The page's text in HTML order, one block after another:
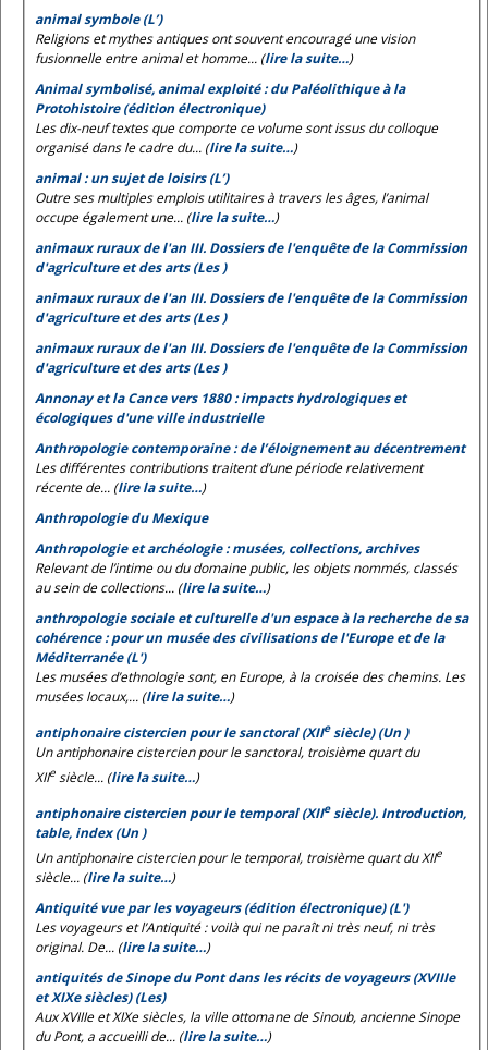
animal symbole (L’)
Religions et mythes antiques ont souvent encouragé une vision
fusionnelle entre animal et homme... (lire la suite…)
Animal symbolisé, animal exploité : du Paléolithique à la
Protohistoire (édition électronique)
Les dix-neuf textes que comporte ce volume sont issus du colloque
organisé dans le cadre du... (lire la suite…)
animal : un sujet de loisirs (L’)
Outre ses multiples emplois utilitaires à travers les âges, l’animal
occupe également une... (lire la suite…)
animaux ruraux de l'an III. Dossiers de l'enquête de la Commission
d'agriculture et des arts (Les )
animaux ruraux de l'an III. Dossiers de l'enquête de la Commission
d'agriculture et des arts (Les )
animaux ruraux de l'an III. Dossiers de l'enquête de la Commission
d'agriculture et des arts (Les )
Annonay et la Cance vers 1880 : impacts hydrologiques et
écologiques d'une ville industrielle
Anthropologie contemporaine : de l’éloignement au décentrement
Les différentes contributions traitent d’une période relativement
récente de... (lire la suite…)
Anthropologie du Mexique
Anthropologie et archéologie : musées, collections, archives
Relevant de l’intime ou du domaine public, les objets nommés, classés
au sein de collections... (lire la suite…)
anthropologie sociale et culturelle d'un espace à la recherche de sa
cohérence : pour un musée des civilisations de l'Europe et de la
Méditerranée (L')
Les musées d’ethnologie sont, en Europe, à la croisée des chemins. Les
musées locaux,... (lire la suite…)
antiphonaire cistercien pour le sanctoral (XIIesiècle) (Un )
Un antiphonaire cistercien pour le sanctoral, troisième quart du
XIIe siècle... (lire la suite…)
antiphonaire cistercien pour le temporal (XIIesiècle). Introduction,
table, index (Un )
Un antiphonaire cistercien pour le temporal, troisième quart du XIIe
siècle... (lire la suite…)
Antiquité vue par les voyageurs (édition électronique) (L')
Les voyageurs et l’Antiquité : voilà qui ne paraît ni très neuf, ni très
original. De... (lire la suite…)
antiquités de Sinope du Pont dans les récits de voyageurs (XVIIIe
et XIXe siècles) (Les)
Aux XVIIIe et XIXe siècles, la ville ottomane de Sinoub, ancienne Sinope
du Pont, a accueilli de... (lire la suite…)